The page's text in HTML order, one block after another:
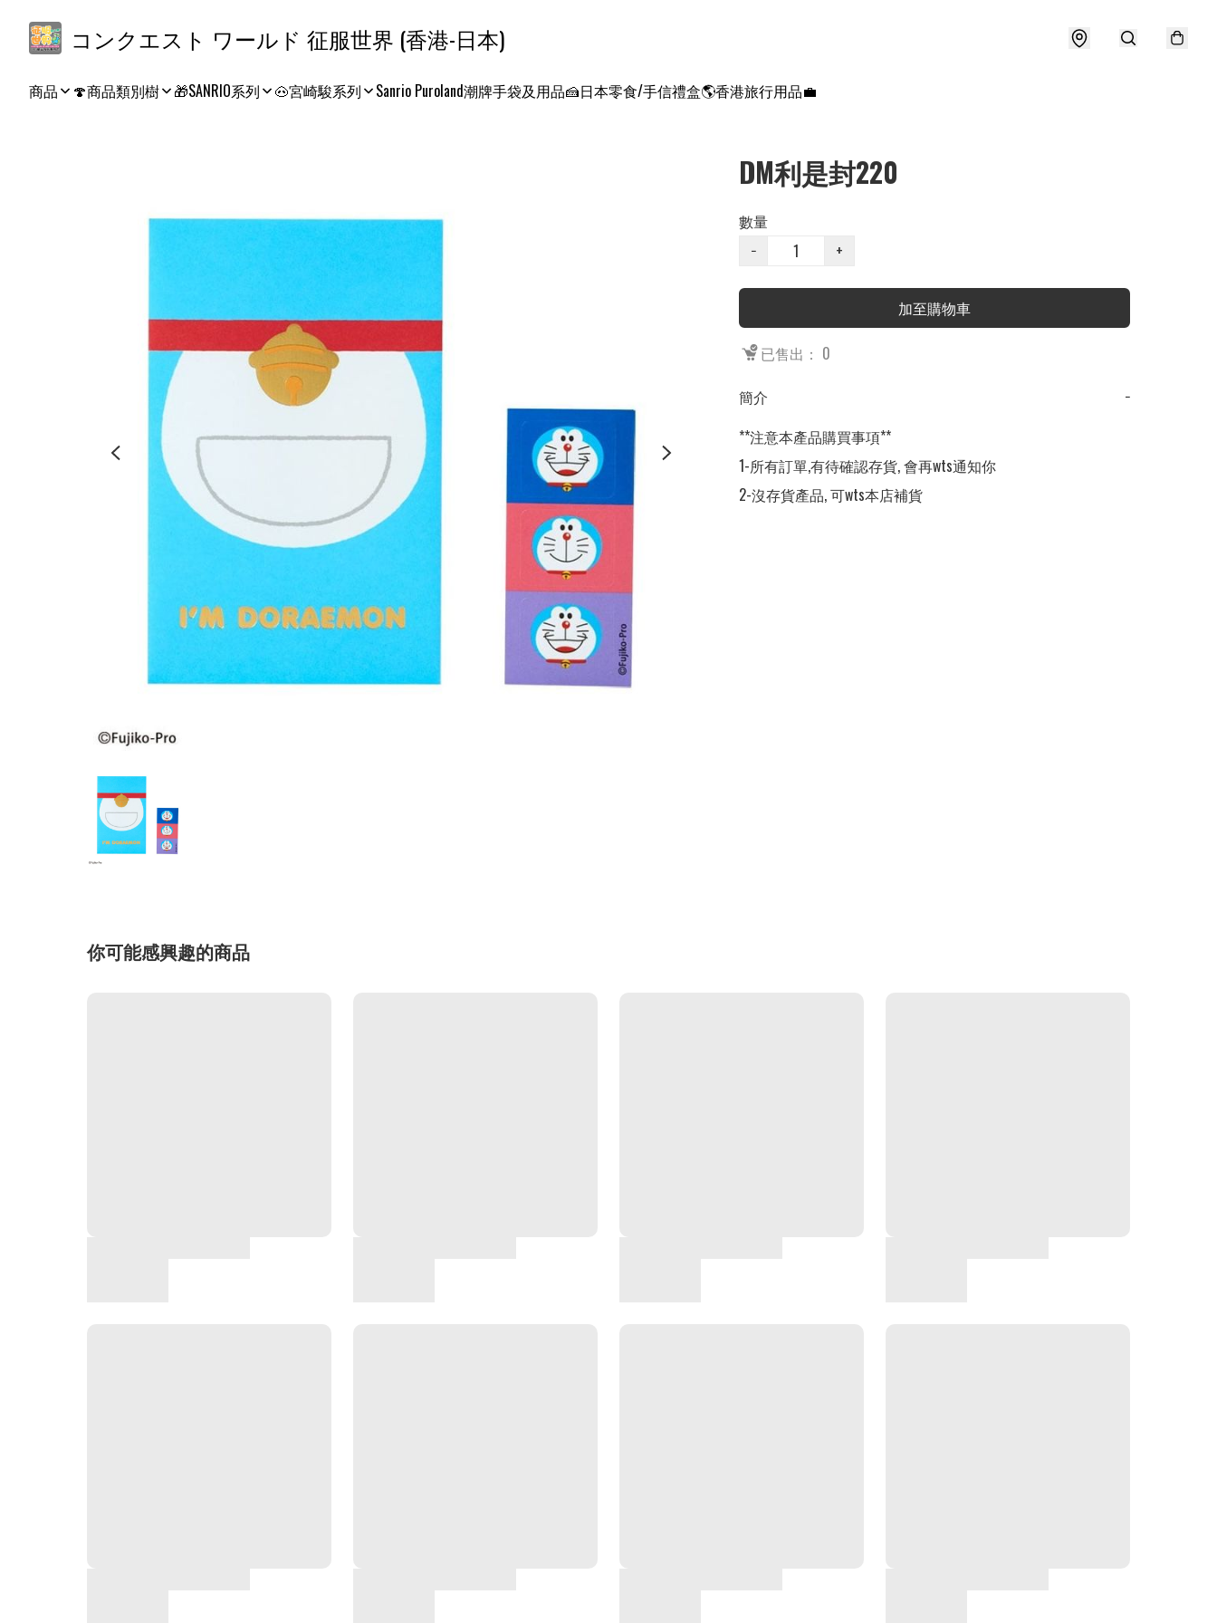
コンクエスト ワールド 征服世界 (香港-日本)
商品 🍄商品類別樹 🎁SANRIO系列 🐽宮崎駿系列 Sanrio Puroland潮牌手袋及用品🍰日本零食/手信禮盒🌎香港旅行用品💼
DM利是封220
數量
−
+
加至購物車
已售出： 0
簡介
−
**注意本產品購買事項**
1-所有訂單,有待確認存貨, 會再wts通知你
2-沒存貨產品, 可wts本店補貨
你可能感興趣的商品